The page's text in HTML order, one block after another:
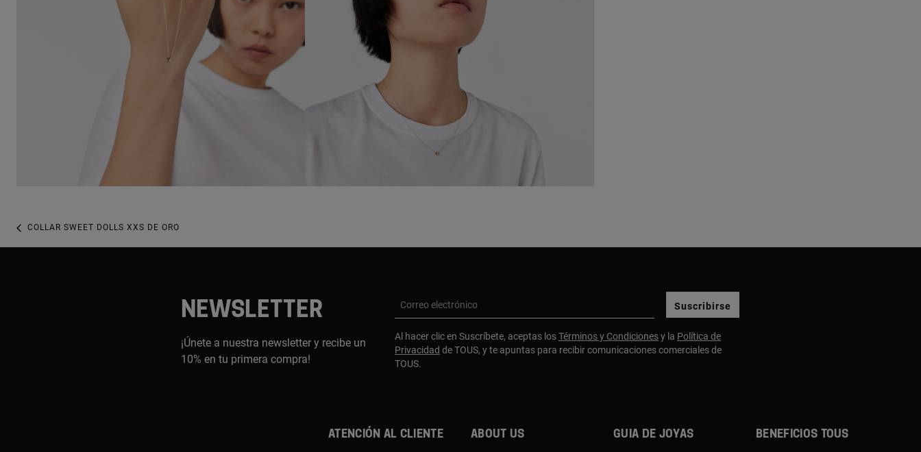
COLLAR SWEET DOLLS XXS DE ORO
NEWSLETTER
¡Únete a nuestra newsletter y recibe un
10% en tu primera compra!
Correo electrónico Suscribirse
Al hacer clic en Suscríbete, aceptas losTérminos y Condicionesy la Política de
Privacidad de TOUS, y te apuntas para recibir comunicaciones comerciales de
TOUS.
Atención al cliente About us Guia de joyas Beneficios TOUS